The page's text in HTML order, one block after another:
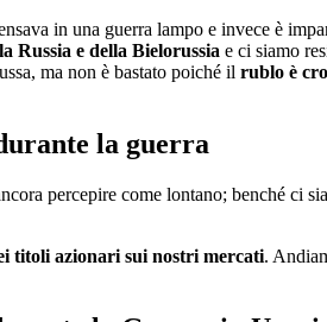
in una guerra lampo e invece è
Russia e della Bielorussia e ci siamo
ma non è bastato poiché il rublo è
la guerra
percepire come lontano; benché
titoli azionari sui nostri mercati.